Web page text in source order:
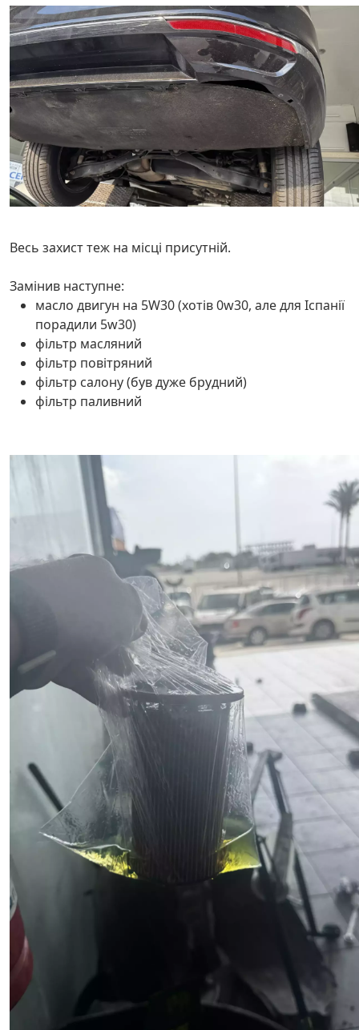
Весь захист теж на місці присутній.
Замінив наступне:
масло двигун на 5W30 (хотів 0w30, але для Іспанії
порадили 5w30)
фільтр масляний
фільтр повітряний
фільтр салону (був дуже брудний)
фільтр паливний